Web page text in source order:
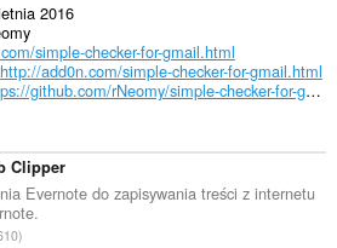
2016
simple-checker-for-gmail.html
http://add0n.com/simple-checker-for-gmail.html
https://github.com/rNeomy/simple-checker-for-gmail/
Clipper
Evernote do zapisywania treści z internetu